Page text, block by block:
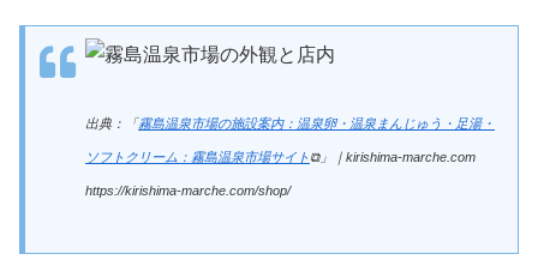
出典：「霧島温泉市場の施設案内：温泉卵・温泉まんじゅう・足湯・
ソフトクリーム：霧島温泉市場サイト ⧉」｜kirishima-marche.com
https://kirishima-marche.com/shop/